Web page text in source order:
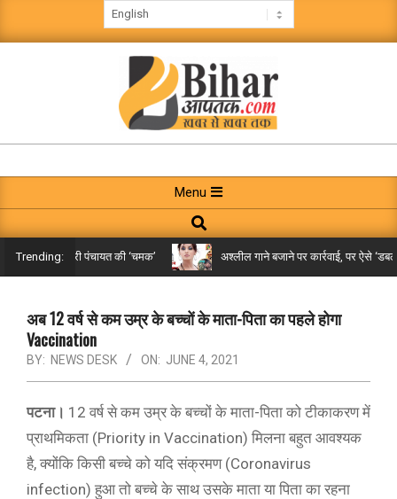
to
BIHAR
AAPTAK
Navigation
Menu
Menu
Search
Trending:
पहुंची गरारी पंचायत की ‘चमक’ अश्लील गाने बजाने पर कार्रवाई, पर ऐसे ‘डबल
अब 12 वर्ष से कम उम्र के बच्चों के माता-पिता का पहले होगा
Vaccination
BY: NEWS DESK ON: JUNE 4, 2021
पटना। 12 वर्ष से कम उम्र के बच्चों के माता-पिता को टीकाकरण में
प्राथमिकता (Priority in Vaccination) मिलना बहुत आवश्यक
है, क्योंकि किसी बच्चे को यदि संक्रमण (Coronavirus
infection) हुआ तो बच्चे के साथ उसके माता या पिता का रहना